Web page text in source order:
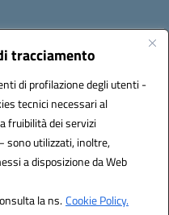
tracciamento
di profilazione degli utenti -
tecnici necessari al
fruibilità dei servizi
sono utilizzati, inoltre,
a disposizione da Web
la ns.Cookie Policy.
(CA)
3D Solution S.r.l.